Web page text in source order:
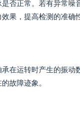
否正常。若有异常
果，提高检测的准确
在运转时产生的振动
故障迹象。